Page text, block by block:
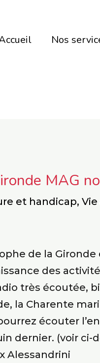
Nos
MAG
et handicap,
de la
des
très écoutée,
la Charente
écouter
dernier. (voir ci-
Alessandrini